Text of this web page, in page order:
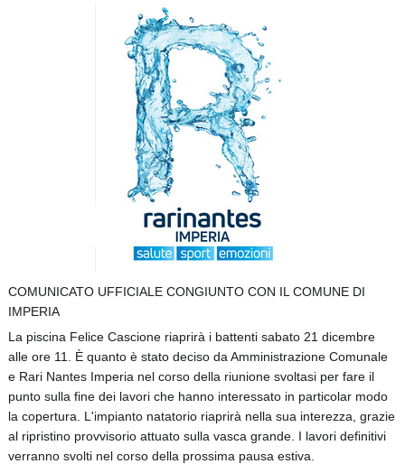
COMUNICATO UFFICIALE CONGIUNTO CON IL COMUNE DI
IMPERIA
La piscina Felice Cascione riaprirà i battenti sabato 21 dicembre
alle ore 11. È quanto è stato deciso da Amministrazione Comunale
e Rari Nantes Imperia nel corso della riunione svoltasi per fare il
punto sulla fine dei lavori che hanno interessato in particolar modo
la copertura. L'impianto natatorio riaprirà nella sua interezza, grazie
al ripristino provvisorio attuato sulla vasca grande. I lavori definitivi
verranno svolti nel corso della prossima pausa estiva.